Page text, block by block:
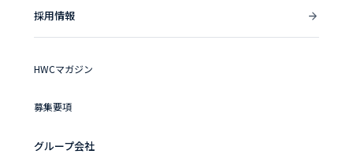
採用情報
HWCマガジン
募集要項
グループ会社